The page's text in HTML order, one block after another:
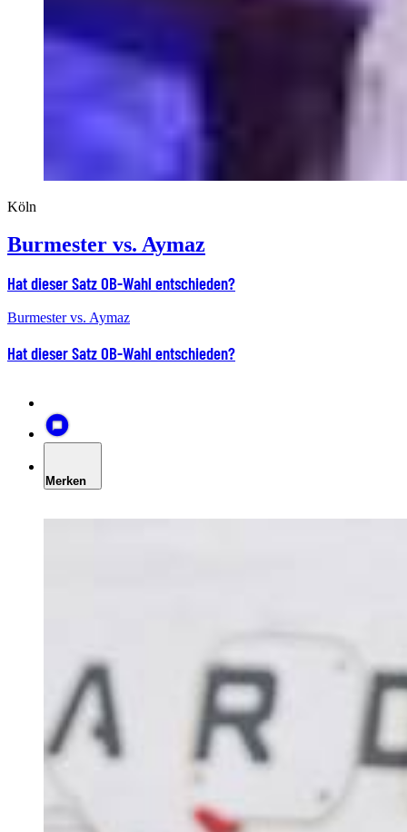
Köln
Burmester vs. Aymaz
Hat dieser Satz OB-Wahl entschieden?
Burmester vs. Aymaz
Hat dieser Satz OB-Wahl entschieden?
Merken